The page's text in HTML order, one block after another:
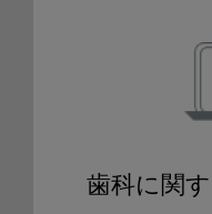
歯科に関